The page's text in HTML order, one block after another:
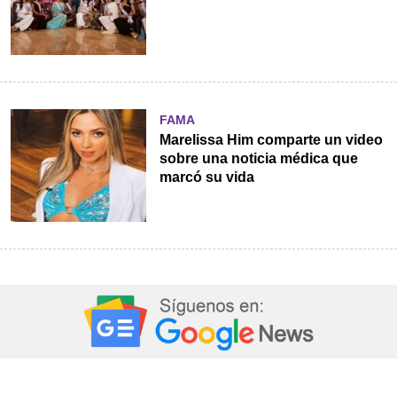
FAMA
Marelissa Him comparte un video
sobre una noticia médica que
marcó su vida